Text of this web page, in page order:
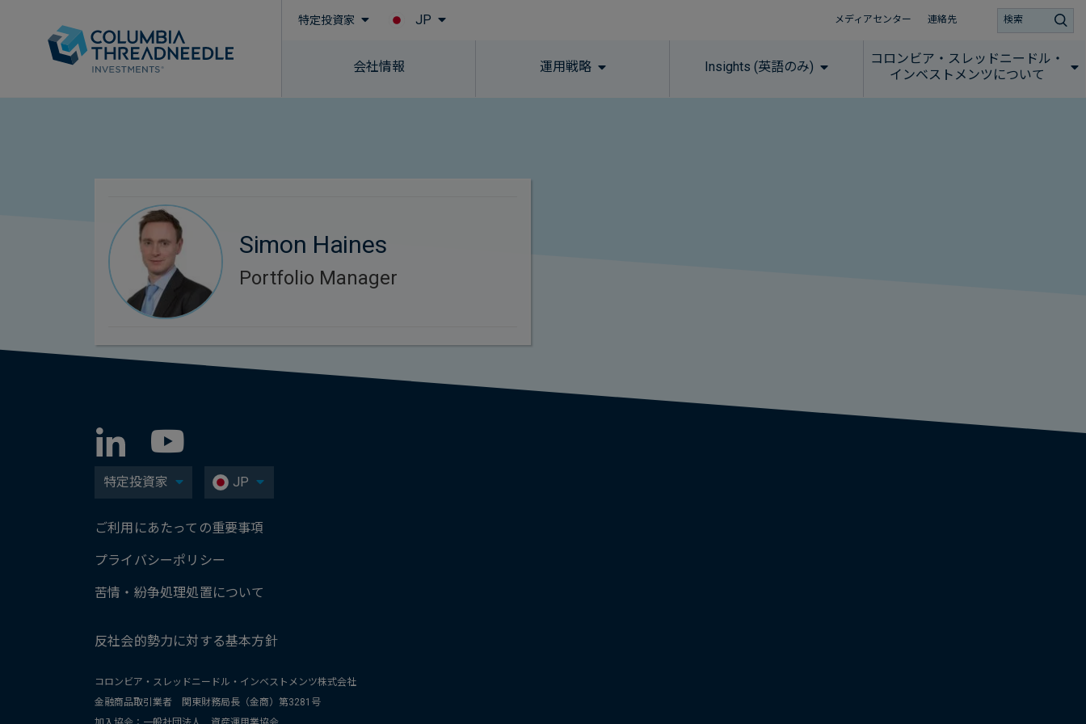
特定投資家 JP メディアセンター 連絡先
会社情報 運用戦略 Insights (英語のみ)
コロンビア・スレッドニードル・
インベストメンツについて
検索
Simon Haines
Portfolio Manager
特定投資家 JP
ご利用にあたっての重要事項
プライバシーポリシー
苦情・紛争処理処置について
反社会的勢力に対する基本方針
コロンビア・スレッドニードル・インベストメンツ株式会社
金融商品取引業者 関東財務局長（金商）第3281号